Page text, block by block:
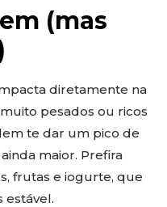
(mas
diretamente na
pesados ou ricos
te dar um pico de
maior. Prefira
frutas e iogurte, que
estável.